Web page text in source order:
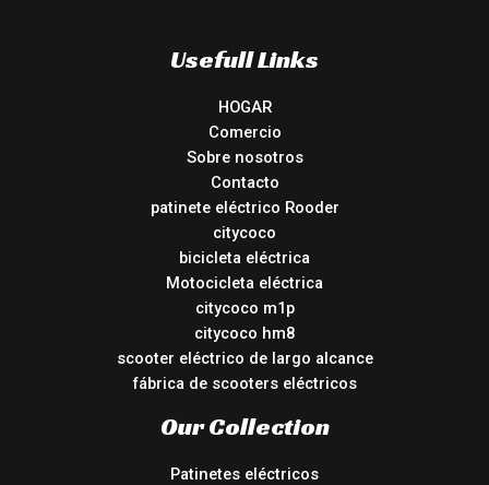
Usefull Links
HOGAR
Comercio
Sobre nosotros
Contacto
patinete eléctrico Rooder
citycoco
bicicleta eléctrica
Motocicleta eléctrica
citycoco m1p
citycoco hm8
scooter eléctrico de largo alcance
fábrica de scooters eléctricos
Our Collection
Patinetes eléctricos